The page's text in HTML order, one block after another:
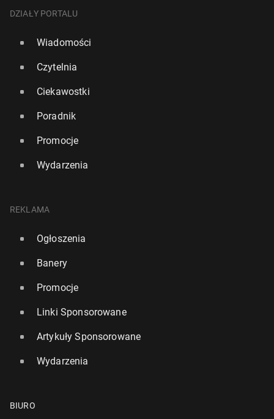
DZIAŁY PORTALU
Wiadomości
Czytelnia
Ciekawostki
Poradnik
Promocje
Wydarzenia
REKLAMA
Ogłoszenia
Banery
Promocje
Linki Sponsorowane
Artykuły Sponsorowane
Wydarzenia
BIURO